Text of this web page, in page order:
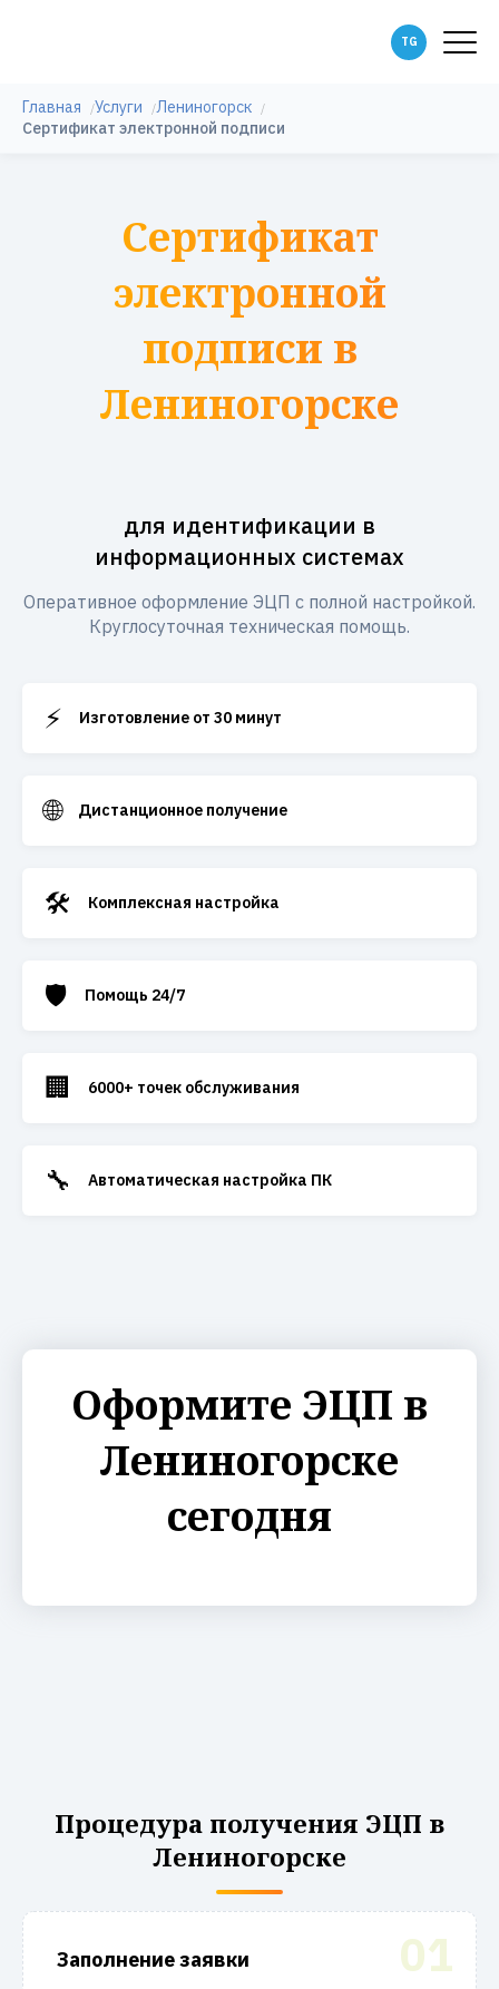
Главная Услуги
Лениногорск
Сертификат электронной подписи
Сертификат
электронной
подписи в
Лениногорске
для идентификации в
информационных системах
Оперативное оформление ЭЦП с полной настройкой.
Круглосуточная техническая помощь.
⚡ Изготовление от 30 минут
🌐 Дистанционное получение
🛠️ Комплексная настройка
🛡️ Помощь 24/7
🏢 6000+ точек обслуживания
🔧 Автоматическая настройка ПК
Оформите ЭЦП в
Лениногорске
сегодня
Процедура получения ЭЦП в
Лениногорске
01
Заполнение заявки